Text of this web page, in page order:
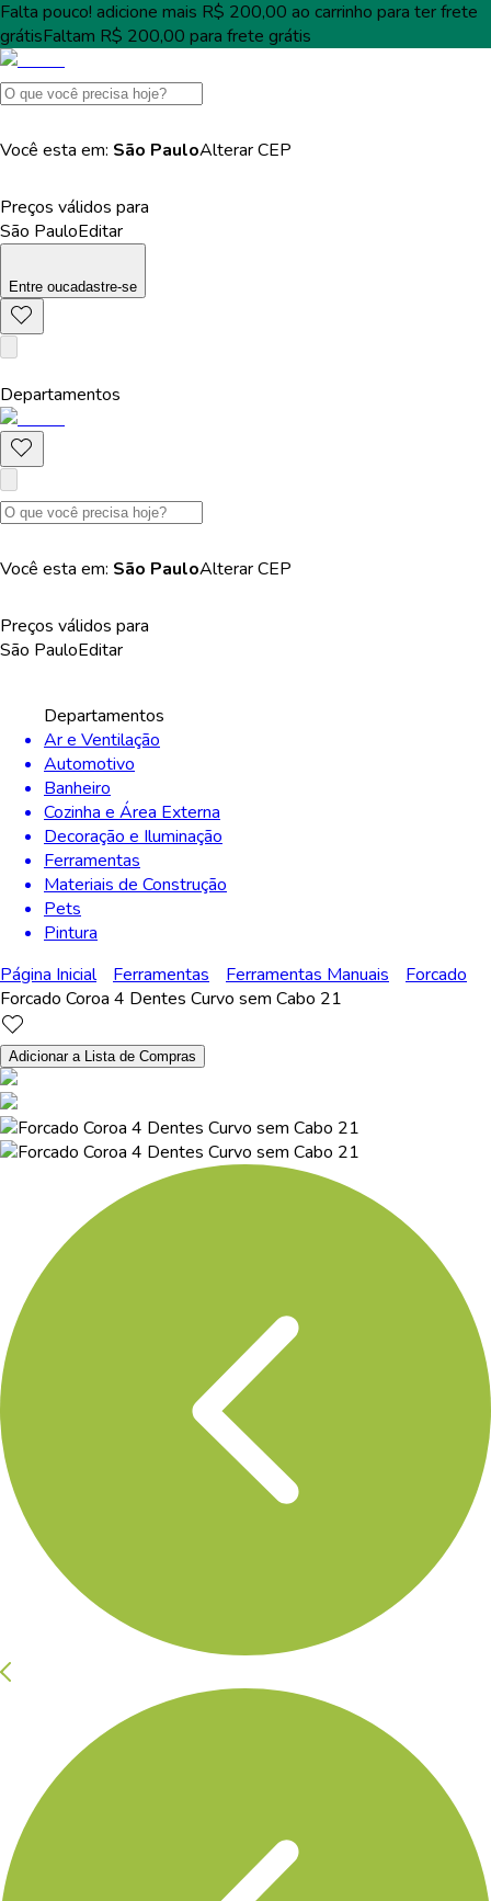
Falta pouco! adicione mais R$ 200,00 ao carrinho para terfrete
grátisFaltam R$ 200,00 para frete grátis
Você esta em: São PauloAlterarCEP
Preços válidos para
São PauloEditar
Entre oucadastre-se
Departamentos
Você esta em: São PauloAlterarCEP
Preços válidos para
São PauloEditar
Departamentos
Ar e Ventilação
Automotivo
Banheiro
Cozinha e Área Externa
Decoração e Iluminação
Ferramentas
Materiais de Construção
Pets
Pintura
Página Inicial
Ferramentas Ferramentas Manuais
Forcado
Forcado Coroa 4 Dentes Curvo sem Cabo 21
Adicionar a Lista de Compras